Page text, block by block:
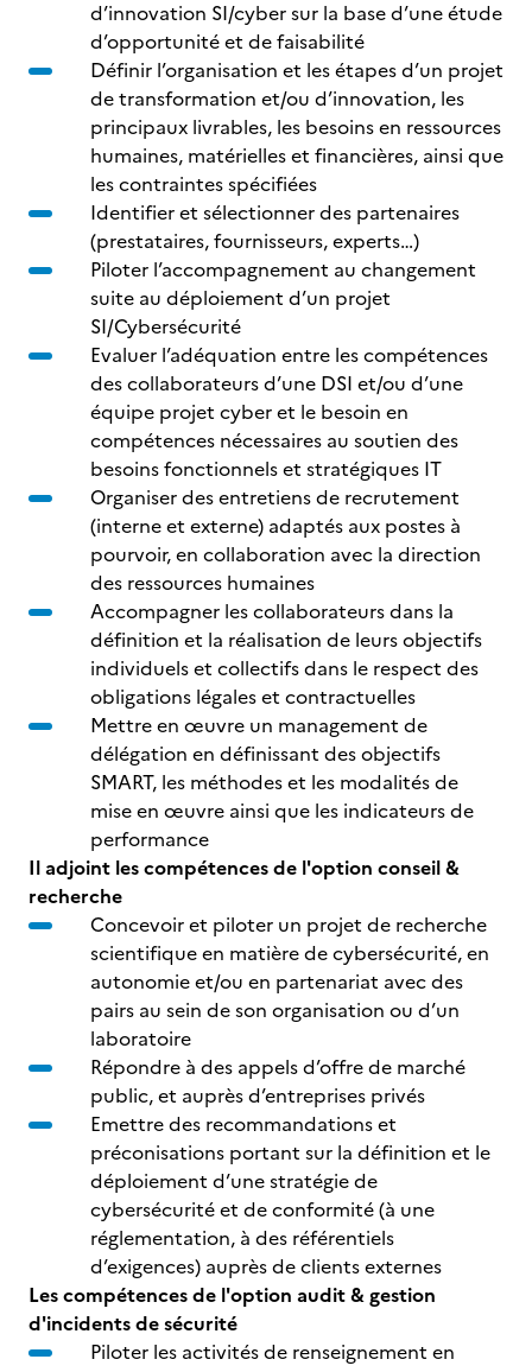
d’innovation SI/cyber sur la base d’une étude
d’opportunité et de faisabilité
Définir l’organisation et les étapes d’un projet
de transformation et/ou d’innovation, les
principaux livrables, les besoins en ressources
humaines, matérielles et financières, ainsi que
les contraintes spécifiées
Identifier et sélectionner des partenaires
(prestataires, fournisseurs, experts…)
Piloter l’accompagnement au changement
suite au déploiement d’un projet
SI/Cybersécurité
Evaluer l’adéquation entre les compétences
des collaborateurs d’une DSI et/ou d’une
équipe projet cyber et le besoin en
compétences nécessaires au soutien des
besoins fonctionnels et stratégiques IT
Organiser des entretiens de recrutement
(interne et externe) adaptés aux postes à
pourvoir, en collaboration avec la direction
des ressources humaines
Accompagner les collaborateurs dans la
définition et la réalisation de leurs objectifs
individuels et collectifs dans le respect des
obligations légales et contractuelles
Mettre en œuvre un management de
délégation en définissant des objectifs
SMART, les méthodes et les modalités de
mise en œuvre ainsi que les indicateurs de
performance
Il adjoint les compétences de l'option conseil &
recherche
Concevoir et piloter un projet de recherche
scientifique en matière de cybersécurité, en
autonomie et/ou en partenariat avec des
pairs au sein de son organisation ou d’un
laboratoire
Répondre à des appels d’offre de marché
public, et auprès d’entreprises privés
Emettre des recommandations et
préconisations portant sur la définition et le
déploiement d’une stratégie de
cybersécurité et de conformité (à une
réglementation, à des référentiels
d’exigences) auprès de clients externes
Les compétences de l'option audit & gestion
d'incidents de sécurité
Piloter les activités de renseignement en